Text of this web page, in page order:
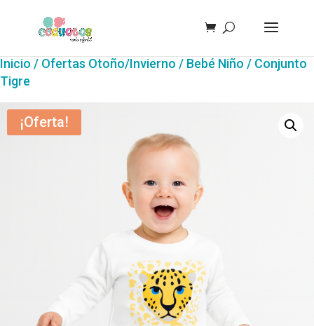
Inicio / Ofertas Otoño/Invierno / Bebé Niño / Conjunto
Tigre
¡Oferta!